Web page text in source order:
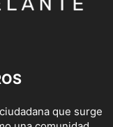
que surge